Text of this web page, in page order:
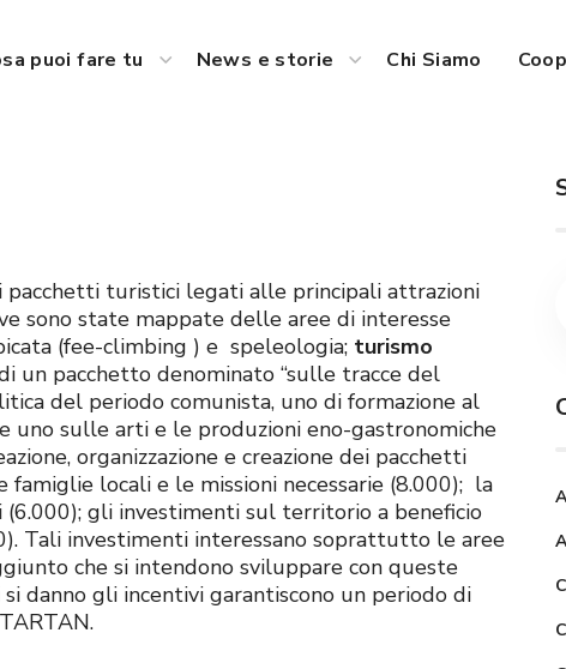
puoi fare tu News e storie Chi Siamo
pacchetti turistici legati alle principali attrazioni
sono state mappate delle aree di interesse
(fee-climbing ) e speleologia; turismo
un pacchetto denominato “sulle tracce del
del periodo comunista, uno di formazione al
uno sulle arti e le produzioni eno-gastronomiche
organizzazione e creazione dei pacchetti
locali e le missioni necessarie (8.000); la
gli investimenti sul territorio a beneficio
Tali investimenti interessano soprattutto le aree
che si intendono sviluppare con queste
danno gli incentivi garantiscono un periodo di